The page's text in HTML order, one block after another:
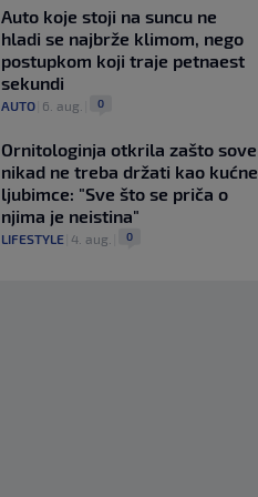
Auto koje stoji na suncu ne
hladi se najbrže klimom, nego
postupkom koji traje petnaest
sekundi
AUTO 6. aug. 0
Ornitologinja otkrila zašto sove
nikad ne treba držati kao kućne
ljubimce: "Sve što se priča o
njima je neistina"
LIFESTYLE 4. aug. 0